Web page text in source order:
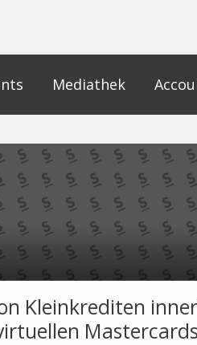
Mediathek
Kleinkrediten